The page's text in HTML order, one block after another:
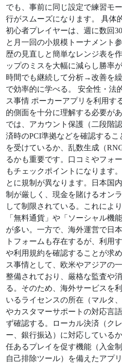
でも、事前に同じ設定で練習モ
行がスムーズになります。 具体
初心者プレイヤーは、週に数回
と月一回の小規模トーナメント
歴の見直しと簡単なレンジ表を
ップのミスを大幅に減らし勝率
時間でも継続して分析→改善を
で効率的に学べる。 安全性・法
ス事情 ポーカーアプリを利用す
的側面を十分に理解する必要が
では、アカウント保護（二段階
済時のPCI準拠などを確認する
を受けているか、乱数生成（
るかも重要です。口コミやフォ
もチェックポイントになります
とに規制が異なります。日本国
制が厳しく、現金を賭けるオン
して制限されている。これによ
「無料通貨」や「ソーシャル機
が多い。一方で、海外運営で日
トフォームも存在するが、利用
や利用規約を確認することが求
ス事情として、欧米やアジアの
整備されており、厳格な監査や
る。そのため、海外サービスを
いるライセンスの所在（マルタ
やカスタマーサポートの対応言
ず確認する。ローカル決済（ク
ー、銀行振込）に対応している
任あるプレイを促す機能（入金
自己排除ツール）を備えたアプ